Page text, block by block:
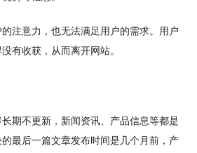
意力，也无法满足用户的需求。用户
有收获，从而离开网站。
不更新，新闻资讯、产品信息等都是
最后一篇文章发布时间是几个月前，产